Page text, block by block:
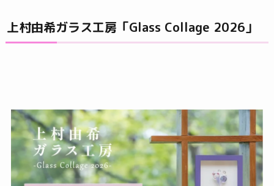
上村由希ガラス工房「Glass Collage 2026」